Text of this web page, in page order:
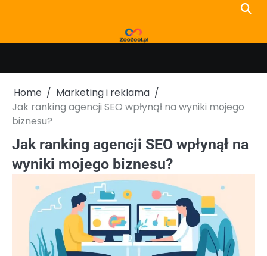
Home
Marketing i reklama
Jak ranking agencji SEO wpłynął na wyniki mojego
biznesu?
Jak ranking agencji SEO wpłynął na
wyniki mojego biznesu?